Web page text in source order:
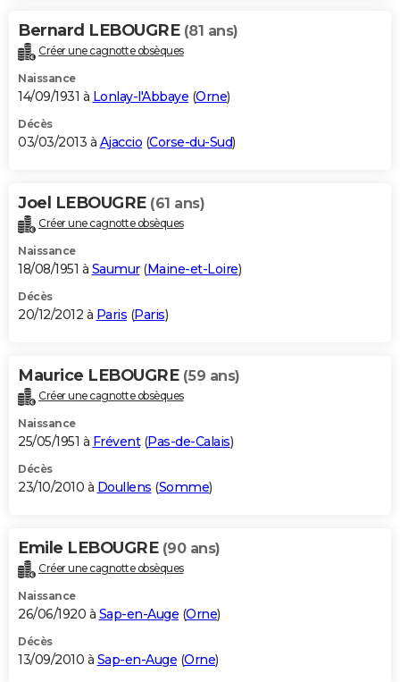
Bernard LEBOUGRE (81 ans)
Créer une cagnotte obsèques
Naissance
14/09/1931 à Lonlay-l'Abbaye (Orne)
Décès
03/03/2013 à Ajaccio (Corse-du-Sud)
Joel LEBOUGRE (61 ans)
Créer une cagnotte obsèques
Naissance
18/08/1951 à Saumur(Maine-et-Loire)
Décès
20/12/2012 à Paris (Paris)
Maurice LEBOUGRE (59 ans)
Créer une cagnotte obsèques
Naissance
25/05/1951 à Frévent(Pas-de-Calais)
Décès
23/10/2010 à Doullens (Somme)
Emile LEBOUGRE (90 ans)
Créer une cagnotte obsèques
Naissance
26/06/1920 à Sap-en-Auge (Orne)
Décès
13/09/2010 à Sap-en-Auge (Orne)